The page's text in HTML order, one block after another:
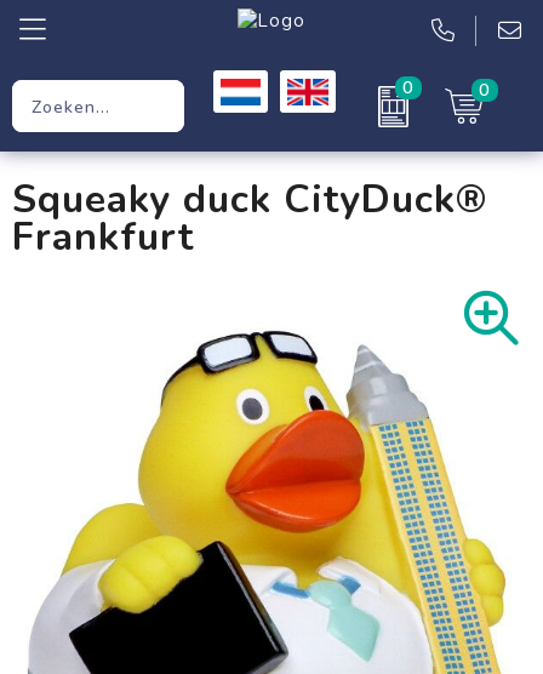
0 0
Werkkleding
Kleding
Squeaky duck CityDuck®
Frankfurt